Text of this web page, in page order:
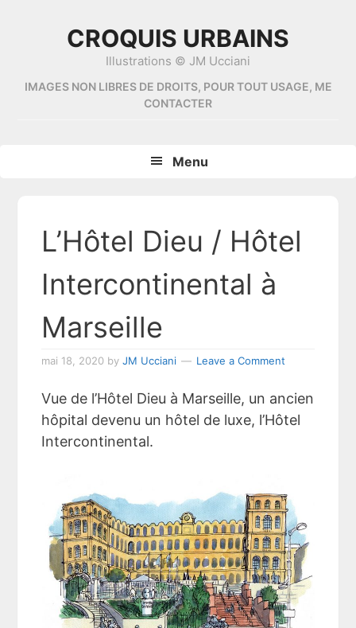
CROQUIS URBAINS
Illustrations © JM Ucciani
IMAGES NON LIBRES DE DROITS, POUR TOUT USAGE, ME
CONTACTER
Menu
L’Hôtel Dieu / Hôtel
Intercontinental à
Marseille
mai 18, 2020 byJM Ucciani Leave a Comment
Vue de l’Hôtel Dieu à Marseille, un ancien
hôpital devenu un hôtel de luxe, l’Hôtel
Intercontinental.